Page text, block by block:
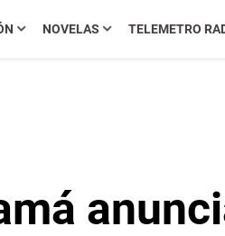
NOVELAS TELEMETRO